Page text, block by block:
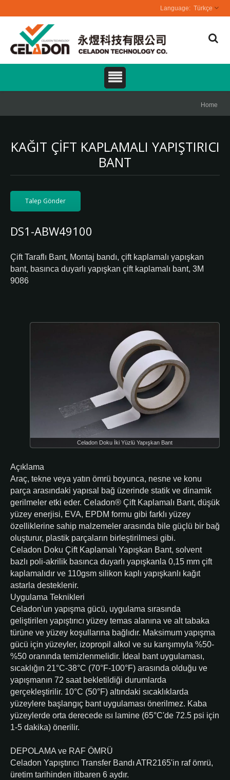
Türkçe
Home
KAĞIT ÇIFT KAPLAMALI YAPIŞTIRICI
BANT
Talep Gönder
DS1-ABW49100
Çift Taraflı Bant, Montaj bandı, çift kaplamalı yapışkan
bant, basınca duyarlı yapışkan çift kaplamalı bant, 3M
9086
Celadon Doku İki Yüzlü Yapışkan Bant
Açıklama
Araç, tekne veya yatın ömrü boyunca, nesne ve konu
parça arasındaki yapısal bağ üzerinde statik ve dinamik
gerilmeler etki eder. Celadon® Çift Kaplamalı Bant, düşük
yüzey enerjisi, EVA, EPDM formu gibi farklı yüzey
özelliklerine sahip malzemeler arasında bile güçlü bir bağ
oluşturur, plastik parçaların birleştirilmesi gibi.
Celadon Doku Çift Kaplamalı Yapışkan Bant, solvent
bazlı poli-akrilik basınca duyarlı yapışkanla 0,15 mm çift
kaplamalıdır ve 110gsm silikon kaplı yapışkanlı kağıt
astarla desteklenir.
Uygulama Teknikleri
Celadon'un yapışma gücü, uygulama sırasında
geliştirilen yapıştırıcı yüzey temas alanına ve alt tabaka
türüne ve yüzey koşullarına bağlıdır. Maksimum yapışma
gücü için yüzeyler, izopropil alkol ve su karışımıyla %50-
%50 oranında temizlenmelidir. İdeal bant uygulaması,
sıcaklığın 21°C-38°C (70°F-100°F) arasında olduğu ve
yapışmanın 72 saat bekletildiği durumlarda
gerçekleştirilir. 10°C (50°F) altındaki sıcaklıklarda
yüzeylere başlangıç bant uygulaması önerilmez. Kaba
yüzeylerde orta derecede ısı lamine (65°C'de 72.5 psi için
1-5 dakika) önerilir.
DEPOLAMA ve RAF ÖMRÜ
Celadon Yapıştırıcı Transfer Bandı ATR2165'in raf ömrü,
üretim tarihinden itibaren 6 aydır.